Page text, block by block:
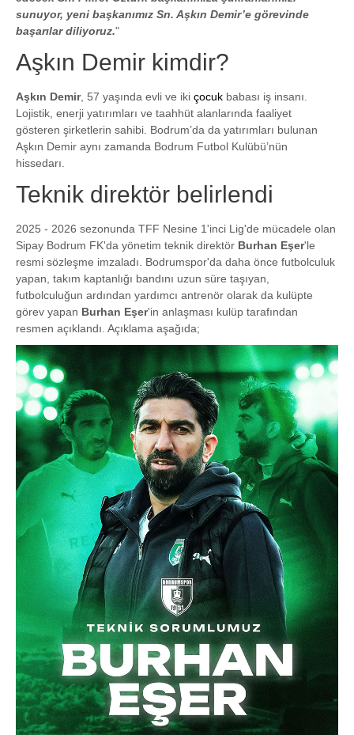
sunuyor, yeni başkanımız Sn. Aşkın Demir’e görevinde
başarılar diliyoruz."
Aşkın Demir kimdir?
Aşkın Demir, 57 yaşında evli ve iki çocuk babası iş insanı.
Lojistik, enerji yatırımları ve taahhüt alanlarında faaliyet
gösteren şirketlerin sahibi. Bodrum’da da yatırımları bulunan
Aşkın Demir aynı zamanda Bodrum Futbol Kulübü’nün
hissedarı.
Teknik direktör belirlendi
2025 - 2026 sezonunda TFF Nesine 1'inci Lig'de mücadele olan
Sipay Bodrum FK'da yönetim teknik direktör Burhan Eşer'le
resmi sözleşme imzaladı. Bodrumspor'da daha önce futbolculuk
yapan, takım kaptanlığı bandını uzun süre taşıyan,
futbolculuğun ardından yardımcı antrenör olarak da kulüpte
görev yapan Burhan Eşer'in anlaşması kulüp tarafından
resmen açıklandı. Açıklama aşağıda;